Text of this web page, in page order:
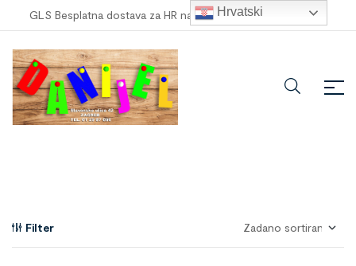
GLS Besplatna dostava za HR narudžbe veće od 100,00 €
Filter
Hrvatski